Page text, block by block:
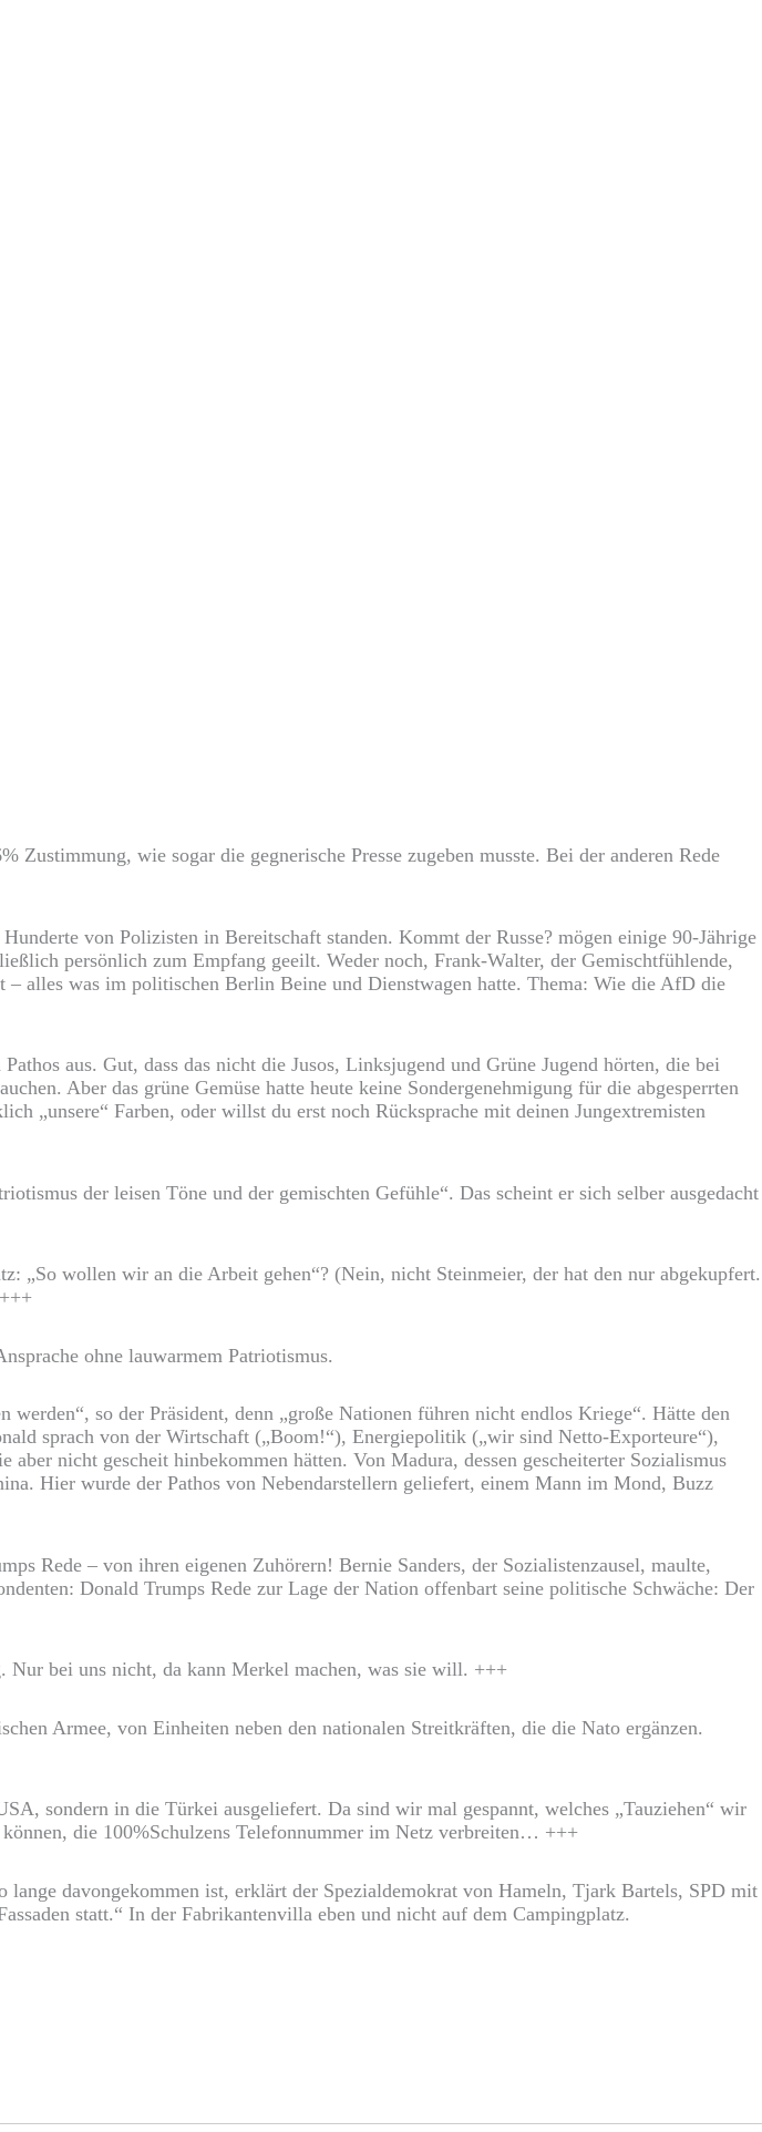
wie sogar die gegnerische Presse zugeben musste. Bei der anderen Rede
von Polizisten in Bereitschaft standen. Kommt der Russe? mögen einige 90-Jährige
persönlich zum Empfang geeilt. Weder noch, Frank-Walter, der Gemischtfühlende,
alles was im politischen Berlin Beine und Dienstwagen hatte. Thema: Wie die AfD die
aus. Gut, dass das nicht die Jusos, Linksjugend und Grüne Jugend hörten, die bei
Aber das grüne Gemüse hatte heute keine Sondergenehmigung für die abgesperrten
„unsere“ Farben, oder willst du erst noch Rücksprache mit deinen Jungextremisten
der leisen Töne und der gemischten Gefühle“. Das scheint er sich selber ausgedacht
„So wollen wir an die Arbeit gehen“? (Nein, nicht Steinmeier, der hat den nur abgekupfert.
ohne lauwarmem Patriotismus.
so der Präsident, denn „große Nationen führen nicht endlos Kriege“. Hätte den
sprach von der Wirtschaft („Boom!“), Energiepolitik („wir sind Netto-Exporteure“),
nicht gescheit hinbekommen hätten. Von Madura, dessen gescheiterter Sozialismus
Hier wurde der Pathos von Nebendarstellern geliefert, einem Mann im Mond, Buzz
Rede – von ihren eigenen Zuhörern! Bernie Sanders, der Sozialistenzausel, maulte,
Donald Trumps Rede zur Lage der Nation offenbart seine politische Schwäche: Der
Nur bei uns nicht, da kann Merkel machen, was sie will. +++
Armee, von Einheiten neben den nationalen Streitkräften, die die Nato ergänzen.
sondern in die Türkei ausgeliefert. Da sind wir mal gespannt, welches „Tauziehen“ wir
die 100%Schulzens Telefonnummer im Netz verbreiten… +++
davongekommen ist, erklärt der Spezialdemokrat von Hameln, Tjark Bartels, SPD mit
statt.“ In der Fabrikantenvilla eben und nicht auf dem Campingplatz.